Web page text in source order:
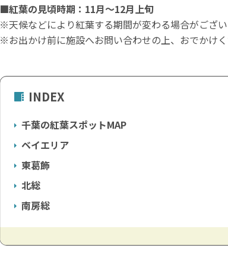
■紅葉の見頃時期：11月～12月上旬
※天候などにより紅葉する期間が変わる場合がござい
※お出かけ前に施設へお問い合わせの上、おでかけく
INDEX
千葉の紅葉スポットMAP
ベイエリア
東葛飾
北総
南房総